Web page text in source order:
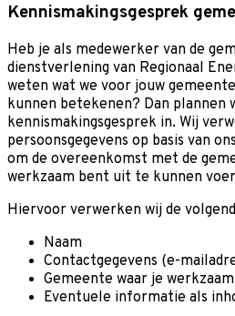
Kennismakingsgesprek
Heb je als medewerker van de
dienstverlening van Regionaal
weten wat we voor jouw
kunnen betekenen? Dan plannen
kennismakingsgesprek in. Wij
persoonsgegevens op basis van
om de overeenkomst met de
werkzaam bent uit te kunnen
Hiervoor verwerken wij de
Naam
Contactgegevens (e-
Gemeente waar je
Eventuele informatie als